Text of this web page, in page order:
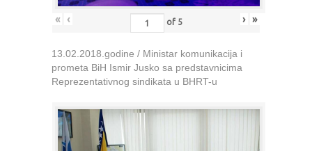
« ‹ of 5 › »
13.02.2018.godine / Ministar komunikacija i
prometa BiH Ismir Jusko sa predstavnicima
Reprezentativnog sindikata u BHRT-u